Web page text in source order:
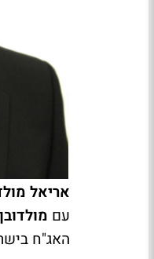
אריאל
עם מולדובן
האג"ח